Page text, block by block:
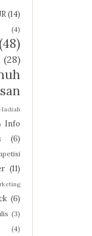
(14)
(4)
(48)
(28)
Info
(6)
(11)
(6)
(3)
(4)